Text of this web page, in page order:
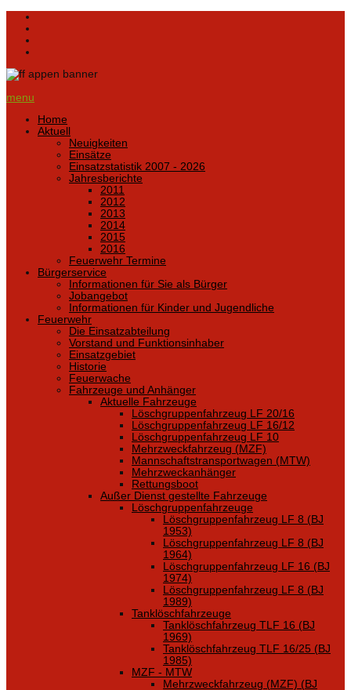
menu
Home
Aktuell
Neuigkeiten
Einsätze
Einsatzstatistik 2007 - 2026
Jahresberichte
2011
2012
2013
2014
2015
2016
Feuerwehr Termine
Bürgerservice
Informationen für Sie als Bürger
Jobangebot
Informationen für Kinder und Jugendliche
Feuerwehr
Die Einsatzabteilung
Vorstand und Funktionsinhaber
Einsatzgebiet
Historie
Feuerwache
Fahrzeuge und Anhänger
Aktuelle Fahrzeuge
Löschgruppenfahrzeug LF 20/16
Löschgruppenfahrzeug LF 16/12
Löschgruppenfahrzeug LF 10
Mehrzweckfahrzeug (MZF)
Mannschaftstransportwagen (MTW)
Mehrzweckanhänger
Rettungsboot
Außer Dienst gestellte Fahrzeuge
Löschgruppenfahrzeuge
Löschgruppenfahrzeug LF 8 (BJ
1953)
Löschgruppenfahrzeug LF 8 (BJ
1964)
Löschgruppenfahrzeug LF 16 (BJ
1974)
Löschgruppenfahrzeug LF 8 (BJ
1989)
Tanklöschfahrzeuge
Tanklöschfahrzeug TLF 16 (BJ
1969)
Tanklöschfahrzeug TLF 16/25 (BJ
1985)
MZF - MTW
Mehrzweckfahrzeug (MZF) (BJ